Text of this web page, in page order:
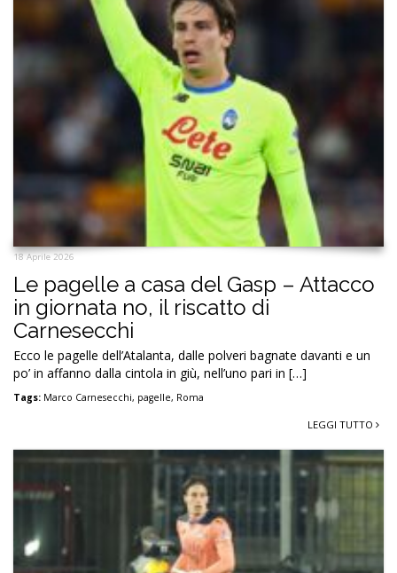
18 Aprile 2026
Le pagelle a casa del Gasp – Attacco
in giornata no, il riscatto di
Carnesecchi
Ecco le pagelle dell’Atalanta, dalle polveri bagnate davanti e un
po’ in affanno dalla cintola in giù, nell’uno pari in […]
Tags: Marco Carnesecchi, pagelle, Roma
LEGGI TUTTO